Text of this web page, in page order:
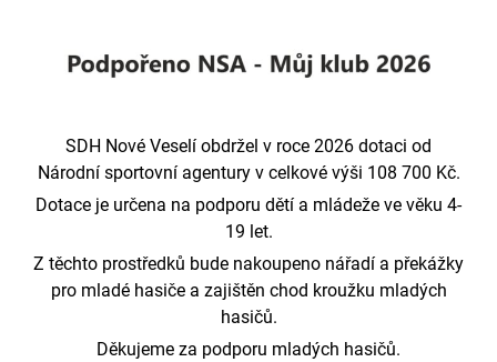
SDH Nové Veselí obdržel v roce 2026 dotaci od
Národní sportovní agentury v celkové výši 108 700 Kč.
Dotace je určena na podporu dětí a mládeže ve věku 4-
19 let.
Z těchto prostředků bude nakoupeno nářadí a překážky
pro mladé hasiče a zajištěn chod kroužku mladých
hasičů.
Děkujeme za podporu mladých hasičů.